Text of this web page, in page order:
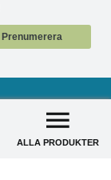
Prenumerera
ALLA PRODUKTER